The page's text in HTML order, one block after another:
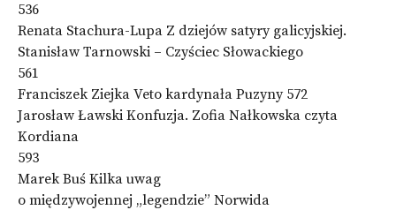
536
Renata Stachura-Lupa Z dziejów satyry galicyjskiej.
Stanisław Tarnowski – Czyściec Słowackiego
561
Franciszek Ziejka Veto kardynała Puzyny 572
Jarosław Ławski Konfuzja. Zofia Nałkowska czyta
Kordiana
593
Marek Buś Kilka uwag
o międzywojennej „legendzie” Norwida